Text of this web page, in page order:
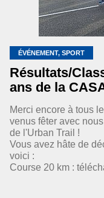
ÉVÉNEMENT, SPORT
Résultats/
ans de la
Merci encore à tous
venus fêter avec
de l'Urban Trail !
Vous avez hâte de
voici :
Course 20 km :